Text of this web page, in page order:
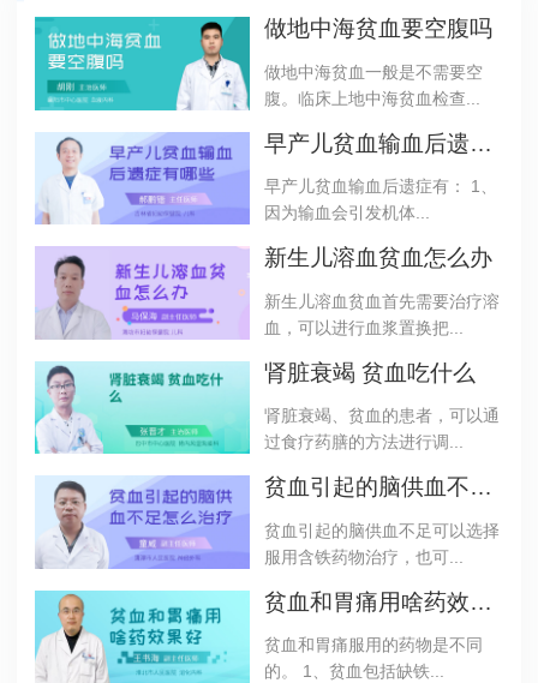
做地中海贫血要空腹吗
做地中海贫血一般是不需要空
腹。临床上地中海贫血检查...
早产儿贫血输血后遗症有哪些
早产儿贫血输血后遗症有： 1、
因为输血会引发机体...
新生儿溶血贫血怎么办
新生儿溶血贫血首先需要治疗溶
血，可以进行血浆置换把...
肾脏衰竭 贫血吃什么
肾脏衰竭、贫血的患者，可以通
过食疗药膳的方法进行调...
贫血引起的脑供血不足怎么治疗
贫血引起的脑供血不足可以选择
服用含铁药物治疗，也可...
贫血和胃痛用啥药效果好
贫血和胃痛服用的药物是不同
的。 1、贫血包括缺铁...